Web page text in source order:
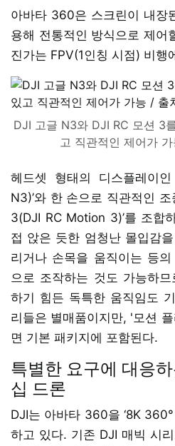
아바타 360은 스크린이 내장
용해 전통적인 방식으로 제어
진가는 FPV(1인칭 시점) 비행
DJI 고글 N3와 DJI RC 모션 3
고 직관적인 제어가
헤드셋 형태의 디스플레이
N3)’와 한 손으로 직관적인 조
3(DJI RC Motion 3)’를 조합
접 앉은 듯한 엄청난 몰입감
리거나 손목을 움직이는 등
으로 조작하는 것도 가능하
하기 힘든 독특한 움직임도
리들은 별매품이지만, '모션
면 기본 패키지에 포함된다.
특별한 요구에 대응
십 드론
DJI는 아바타 360을 ‘8K
하고 있다. 기존 DJI 매빅 시